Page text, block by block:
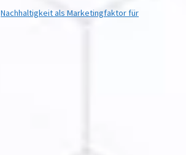
Nachhaltigkeit als Marketingfaktor für